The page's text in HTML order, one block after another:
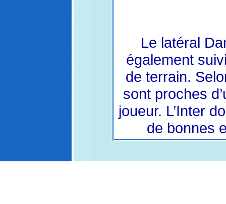
Le latéral
également
de terrain.
sont proches
joueur. L’Inter
de bonnes